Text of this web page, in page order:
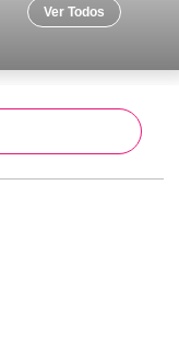
Ver Todos